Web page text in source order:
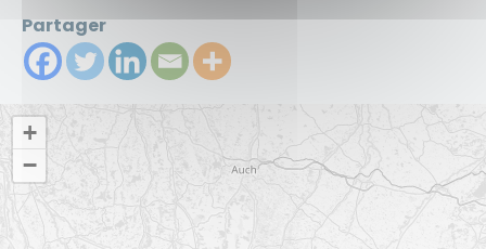
Partager
+
−